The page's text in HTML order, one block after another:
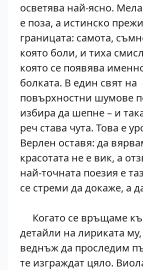
осветява най-ясно.
е поза, а истинско
границата: самота,
която боли, и тиха
която се появява
болката. В един свят на
повърхностни шумове
избира да шепне – и
реч става чута. Това е
Верлен оставя: да
красотата не е вик, а
най-точната поезия е
се стреми да докаже, а
Когато се връщаме
детайли на лириката
веднъж да проследим
те изграждат цяло.